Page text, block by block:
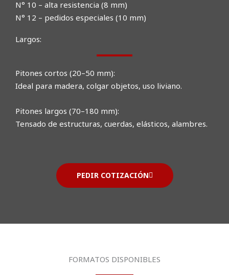
N° 10 – alta resistencia (8 mm)
N° 12 – pedidos especiales (10 mm)
Largos:
Pitones cortos (20–50 mm):
Ideal para madera, colgar objetos, uso liviano.
Pitones largos (70–180 mm):
Tensado de estructuras, cuerdas, elásticos, alambres.
PEDIR COTIZACIÓN
FORMATOS DISPONIBLES